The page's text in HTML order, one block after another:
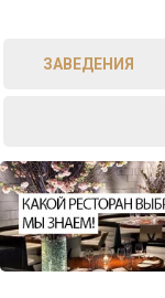
ЗАВЕДЕНИЯ